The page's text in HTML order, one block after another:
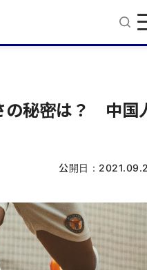
の秘密は？ 中国
公開日：